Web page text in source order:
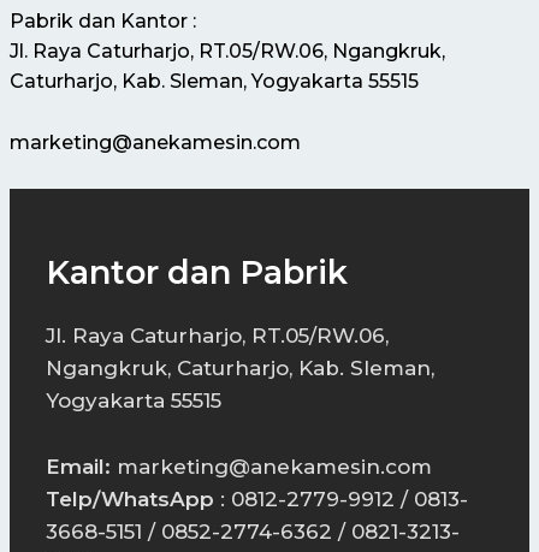
Pabrik dan Kantor :
Jl. Raya Caturharjo, RT.05/RW.06, Ngangkruk,
Caturharjo, Kab. Sleman, Yogyakarta 55515
marketing@anekamesin.com
Kantor dan Pabrik
Jl. Raya Caturharjo, RT.05/RW.06,
Ngangkruk, Caturharjo, Kab. Sleman,
Yogyakarta 55515
Email: marketing@anekamesin.com
Telp/WhatsApp : 0812-2779-9912 / 0813-
3668-5151 / 0852-2774-6362 / 0821-3213-